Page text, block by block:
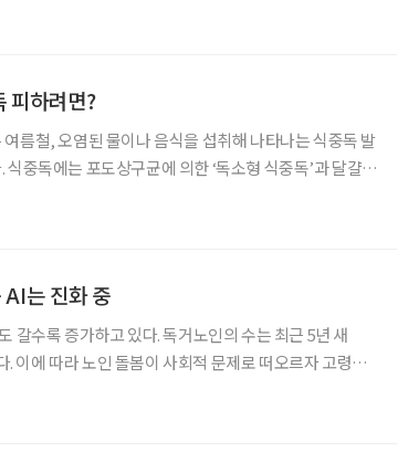
피하려면?
름철, 오염된 물이나 음식을 섭취해 나타나는 식중독 발
,
AI는 진화 중
갈수록 증가하고 있다. 독거노인의 수는 최근 5년 새
이에 따라 노인 돌봄이 사회적 문제로 떠오르자 고령자